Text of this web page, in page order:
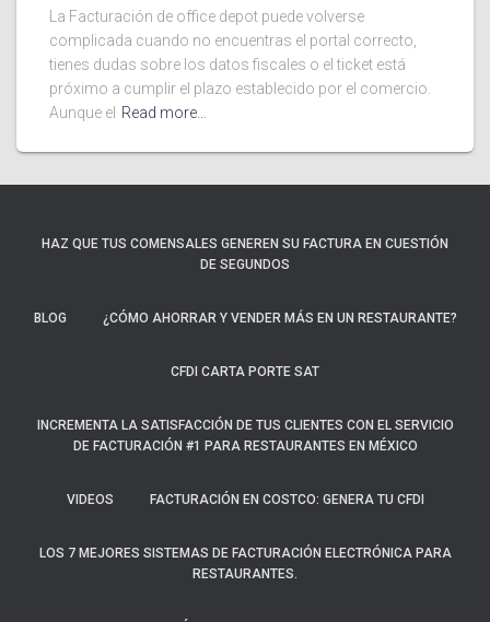
La Facturación de office depot puede volverse
complicada cuando no encuentras el portal correcto,
tienes dudas sobre los datos fiscales o el ticket está
próximo a cumplir el plazo establecido por el comercio.
Aunque el Read more…
HAZ QUE TUS COMENSALES GENEREN SU FACTURA EN CUESTIÓN
DE SEGUNDOS
BLOG ¿CÓMO AHORRAR Y VENDER MÁS EN UN RESTAURANTE?
CFDI CARTA PORTE SAT
INCREMENTA LA SATISFACCIÓN DE TUS CLIENTES CON EL SERVICIO
DE FACTURACIÓN #1 PARA RESTAURANTES EN MÉXICO
VIDEOS FACTURACIÓN EN COSTCO: GENERA TU CFDI
LOS 7 MEJORES SISTEMAS DE FACTURACIÓN ELECTRÓNICA PARA
RESTAURANTES.